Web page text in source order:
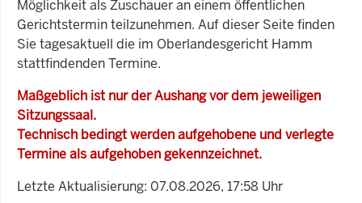
Möglichkeit als Zuschauer an einem öffentlichen
Gerichtstermin teilzunehmen. Auf dieser Seite finden
Sie tagesaktuell die im Oberlandesgericht Hamm
stattfindenden Termine.
Maßgeblich ist nur der Aushang vor dem jeweiligen
Sitzungssaal.
Technisch bedingt werden aufgehobene und verlegte
Termine als aufgehoben gekennzeichnet.
Letzte Aktualisierung: 07.08.2026, 17:58 Uhr